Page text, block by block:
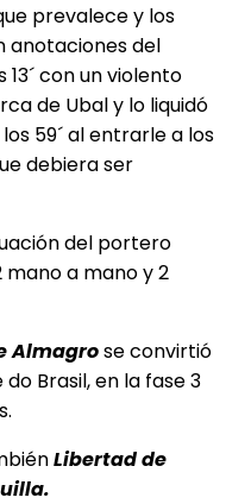
prevalece y los
anotaciones del
13´ con un violento
de Ubal y lo liquidó
59´ al entrarle a los
debiera ser
del portero
mano a mano y 2
Almagrose convirtió
Brasil, en la fase 3
Libertad de